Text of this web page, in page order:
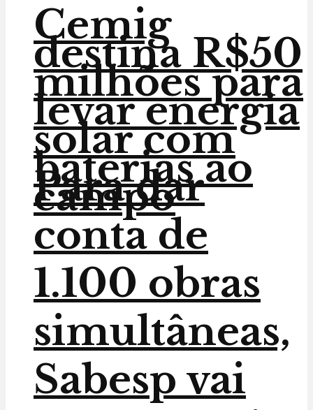
Cemig
destina R$50
milhões para
levar energia
solar com
baterias ao
campo
Para dar
conta de
1.100 obras
simultâneas,
Sabesp vai